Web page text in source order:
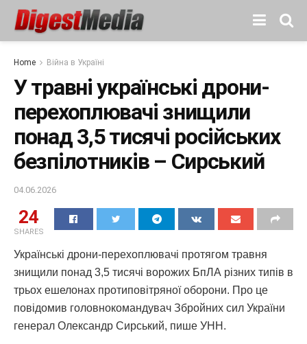
Home Війна в Україні
У травні українські дрони-
перехоплювачі знищили
понад 3,5 тисячі російських
безпілотників – Сирський
04.06.2026
24
SHARES
Українські дрони-перехоплювачі протягом травня
знищили понад 3,5 тисячі ворожих БпЛА різних типів в
трьох ешелонах протиповітряної оборони. Про це
повідомив головнокомандувач Збройних сил України
генерал Олександр Сирський, пише УНН.